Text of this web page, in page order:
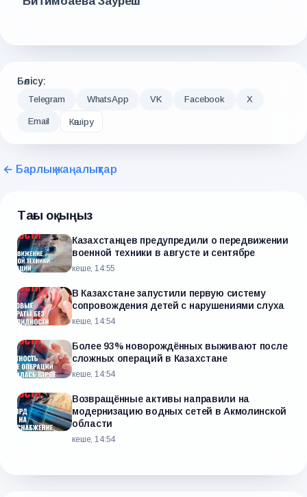
Бөлісу:
Telegram WhatsApp VK Facebook X
Email Көшіру
← Барлық жаңалықтар
Тағы оқыңыз
Казахстанцев предупредили о передвижении
военной техники в августе и сентябре
кеше, 14:55
В Казахстане запустили первую систему
сопровождения детей с нарушениями слуха
кеше, 14:54
Более 93% новорождённых выживают после
сложных операций в Казахстане
кеше, 14:54
Возвращённые активы направили на
модернизацию водных сетей в Акмолинской
области
кеше, 14:54